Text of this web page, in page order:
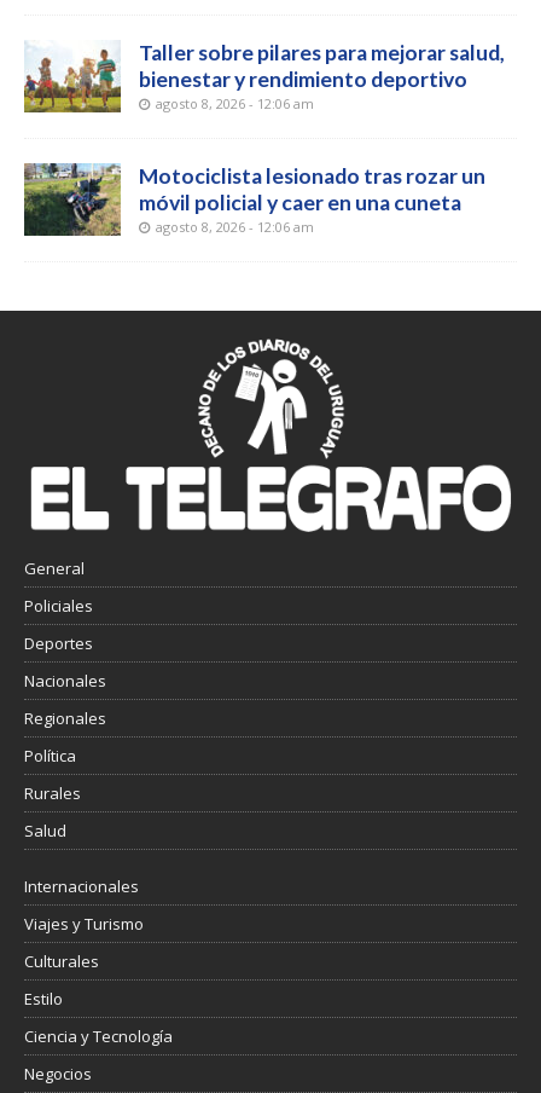
Taller sobre pilares para mejorar salud,
bienestar y rendimiento deportivo
agosto 8, 2026 - 12:06 am
Motociclista lesionado tras rozar un
móvil policial y caer en una cuneta
agosto 8, 2026 - 12:06 am
General
Policiales
Deportes
Nacionales
Regionales
Política
Rurales
Salud
Internacionales
Viajes y Turismo
Culturales
Estilo
Ciencia y Tecnología
Negocios